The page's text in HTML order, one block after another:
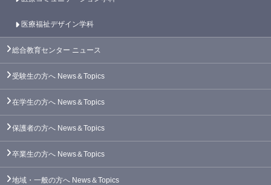
医療福祉デザイン学科
総合教育センター ニュース
受験生の方へ News＆Topics
在学生の方へ News＆Topics
保護者の方へ News＆Topics
卒業生の方へ News＆Topics
地域・一般の方へ News＆Topics